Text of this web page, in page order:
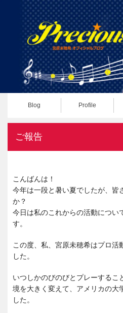
Blog Profile
ご報告
こんばんは！
今年は一段と暑い夏でしたが、皆
か？
今日は私のこれからの活動につい
す。
この度、私、宮原未穂希はプロ活
した。
いつしかのびのびとプレーするこ
境を大きく変えて、アメリカの大
した。